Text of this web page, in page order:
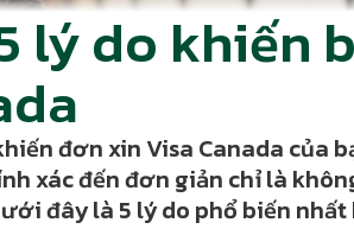
lý do khiến
đơn xin Visa Canada của
xác đến đơn giản chỉ là
đây là 5 lý do phổ biến